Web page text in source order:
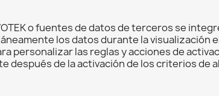
o fuentes de datos de terceros se
los datos durante la visualización
personalizar las reglas y acciones de
después de la activación de los criterios de